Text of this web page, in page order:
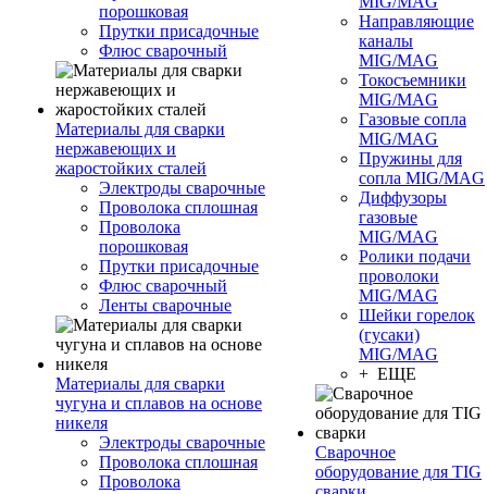
порошковая
Прутки присадочные
Флюс сварочный
Материалы для сварки
нержавеющих и
жаростойких сталей
Электроды сварочные
Проволока сплошная
Проволока
порошковая
Прутки присадочные
Флюс сварочный
Ленты сварочные
Материалы для сварки
чугуна и сплавов на основе
никеля
Электроды сварочные
Проволока сплошная
Проволока
Направляющие
каналы
MIG/MAG
Токосъемники
MIG/MAG
Газовые сопла
MIG/MAG
Пружины для
сопла MIG/MAG
Диффузоры
газовые
MIG/MAG
Ролики подачи
проволоки
MIG/MAG
Шейки горелок
(гусаки)
MIG/MAG
+ ЕЩЕ
Сварочное
оборудование для TIG